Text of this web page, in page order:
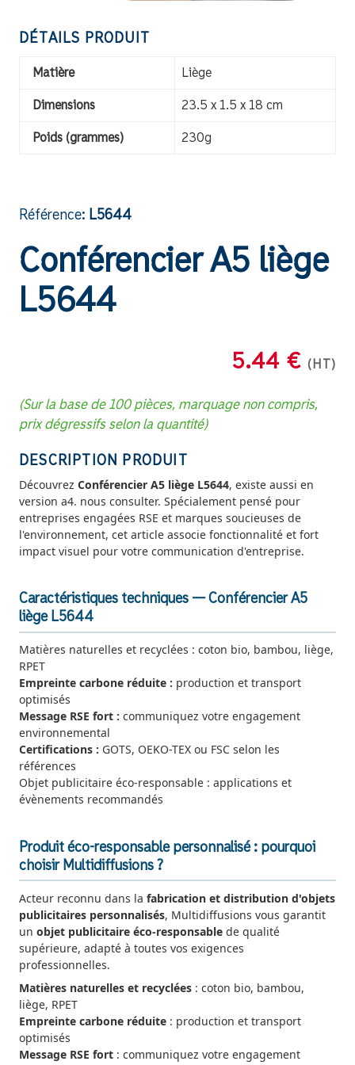
DÉTAILS PRODUIT
Matière Liège
Dimensions 23.5 x 1.5 x 18 cm
Poids (grammes) 230g
Référence: L5644
Conférencier A5 liège
L5644
5.44 € (HT)
(Sur la base de 100 pièces, marquage non compris,
prix dégressifs selon la quantité)
DESCRIPTION PRODUIT
Découvrez Conférencier A5 liège L5644, existe aussi en
version a4. nous consulter. Spécialement pensé pour
entreprises engagées RSE et marques soucieuses de
l'environnement, cet article associe fonctionnalité et fort
impact visuel pour votre communication d'entreprise.
Caractéristiques techniques — Conférencier A5
liège L5644
Matières naturelles et recyclées : coton bio, bambou, liège,
RPET
Empreinte carbone réduite : production et transport
optimisés
Message RSE fort : communiquez votre engagement
environnemental
Certifications : GOTS, OEKO-TEX ou FSC selon les
références
Objet publicitaire éco-responsable : applications et
évènements recommandés
Produit éco-responsable personnalisé : pourquoi
choisir Multidiffusions ?
Acteur reconnu dans la fabrication et distribution d'objets
publicitaires personnalisés, Multidiffusions vous garantit
un objet publicitaire éco-responsable de qualité
supérieure, adapté à toutes vos exigences
professionnelles.
Matières naturelles et recyclées : coton bio, bambou,
liège, RPET
Empreinte carbone réduite : production et transport
optimisés
Message RSE fort : communiquez votre engagement